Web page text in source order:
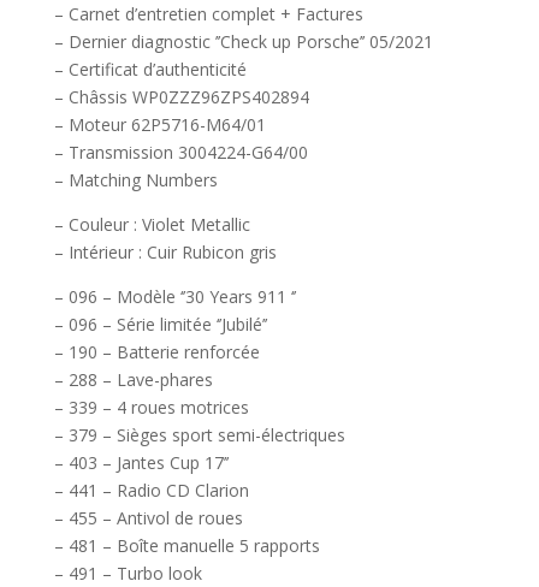
– Carnet d’entretien complet + Factures
– Dernier diagnostic ’’Check up Porsche’’ 05/2021
– Certificat d’authenticité
– Châssis WP0ZZZ96ZPS402894
– Moteur 62P5716-M64/01
– Transmission 3004224-G64/00
– Matching Numbers
– Couleur : Violet Metallic
– Intérieur : Cuir Rubicon gris
– 096 – Modèle ‘’30 Years 911 ‘’
– 096 – Série limitée ‘’Jubilé’’
– 190 – Batterie renforcée
– 288 – Lave-phares
– 339 – 4 roues motrices
– 379 – Sièges sport semi-électriques
– 403 – Jantes Cup 17’’
– 441 – Radio CD Clarion
– 455 – Antivol de roues
– 481 – Boîte manuelle 5 rapports
– 491 – Turbo look